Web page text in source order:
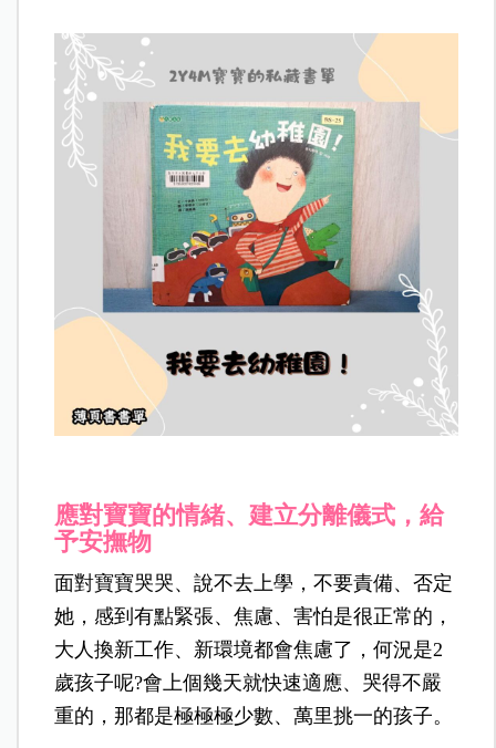
應對寶寶的情緒、建立分離儀式，給
予安撫物
面對寶寶哭哭、說不去上學，不要責備、否定
她，感到有點緊張、焦慮、害怕是很正常的，
大人換新工作、新環境都會焦慮了，何況是2
歲孩子呢?會上個幾天就快速適應、哭得不嚴
重的，那都是極極極少數、萬里挑一的孩子。